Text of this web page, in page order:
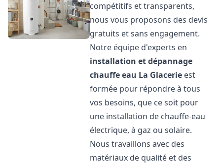
compétitifs et transparents,
nous vous proposons des devis
gratuits et sans engagement.
Notre équipe d'experts en
installation et dépannage
chauffe eau La Glacerie est
formée pour répondre à tous
vos besoins, que ce soit pour
une installation de chauffe-eau
électrique, à gaz ou solaire.
Nous travaillons avec des
matériaux de qualité et des